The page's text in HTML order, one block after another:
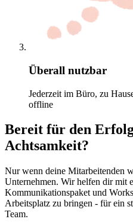
Überall nutzbar
Jederzeit im Büro, zu
offline
Bereit für den
Achtsamkeit?
Nur wenn deine Mitarbeitenden
Unternehmen. Wir helfen dir mit
Kommunikationspaket und
Arbeitsplatz zu bringen - für ein
Team.